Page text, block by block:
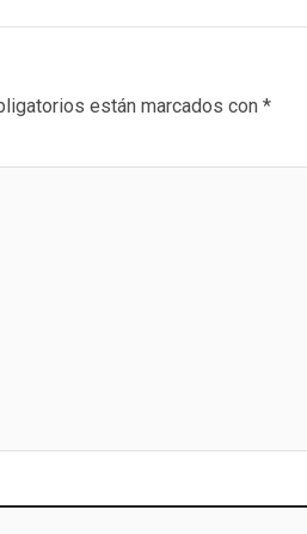
están marcados con *